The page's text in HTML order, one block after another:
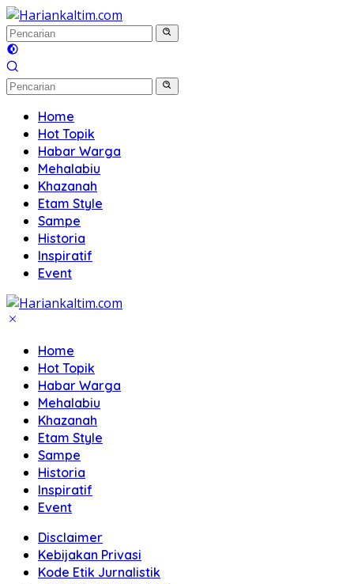
Langsung
ke
konten
Home
Hot Topik
Habar Warga
Mehalabiu
Khazanah
Etam Style
Sampe
Historia
Inspiratif
Event
Home
Hot Topik
Habar Warga
Mehalabiu
Khazanah
Etam Style
Sampe
Historia
Inspiratif
Event
Disclaimer
Kebijakan Privasi
Kode Etik Jurnalistik